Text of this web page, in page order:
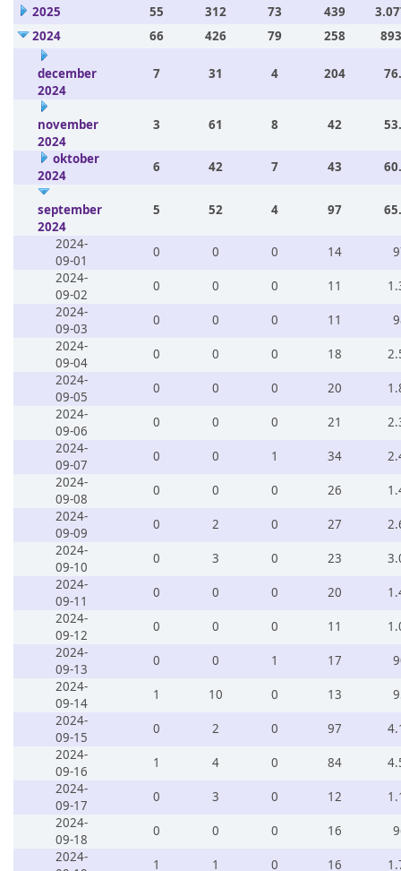
2025
55 312 73 439
2024
66 426 79 258
december
2024
7 31 4 204
november
2024
3 61 8 42
oktober
2024
6 42 7 43
september
2024
5 52 4 97
2024-
09-01
0 0 0 14
2024-
09-02
0 0 0 11
2024-
09-03
0 0 0 11
2024-
09-04
0 0 0 18
2024-
09-05
0 0 0 20
2024-
09-06
0 0 0 21
2024-
09-07
0 0 1 34
2024-
09-08
0 0 0 26
2024-
09-09
0 2 0 27
2024-
09-10
0 3 0 23
2024-
09-11
0 0 0 20
2024-
09-12
0 0 0 11
2024-
09-13
0 0 1 17
2024-
09-14
1 10 0 13
2024-
09-15
0 2 0 97
2024-
09-16
1 4 0 84
2024-
09-17
0 3 0 12
2024-
09-18
0 0 0 16
2024-
1 1 0 16